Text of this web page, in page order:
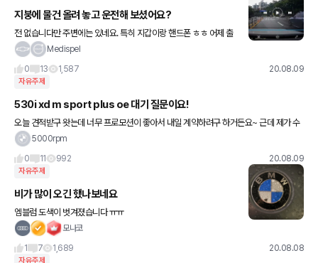
지붕에 물건 올려 놓고 운전해 보셨어요?
전 없습니다만 주변에는 있네요. 특히 지갑이랑 핸드폰 ㅎㅎ 어제 출
근길에서 본 5시리즈. 운전석 지붕 위에 나이키 운동화가 고이 놓여
Medispel
0
13 1,587 20.08.09
자유주제
530i xd m sport plus oe 대기 질문이요!
오늘 견적받구 왓는데 너무 프로모션이 좋아서 내일 계약하려구 하거든요~ 근데 제가 수
입차가 처음이라 약간 두려운 마음에 여러 곳에서 정보를 찾아보니 프로모션은 계약일 기
5000rpm
0
11 992 20.08.09
자유주제
비가 많이 오긴 했나보네요
엠블럼 도색이 벗겨졌습니다 ㅠㅠ
모나코
1
7 1,689 20.08.08
자유주제